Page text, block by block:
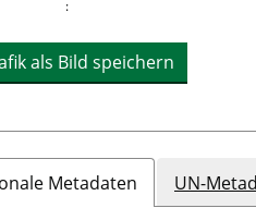
:
als Bild speichern
Metadaten UN-